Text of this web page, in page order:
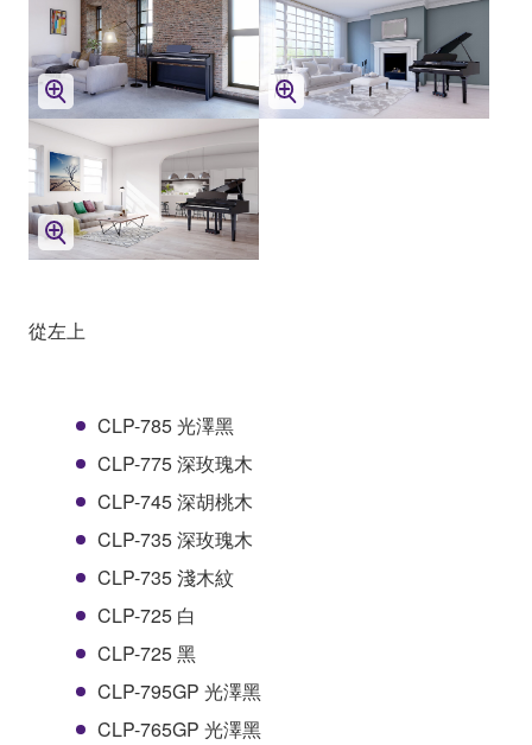
從左上
CLP-785 光澤黑
CLP-775 深玫瑰木
CLP-745 深胡桃木
CLP-735 深玫瑰木
CLP-735 淺木紋
CLP-725 白
CLP-725 黑
CLP-795GP 光澤黑
CLP-765GP 光澤黑